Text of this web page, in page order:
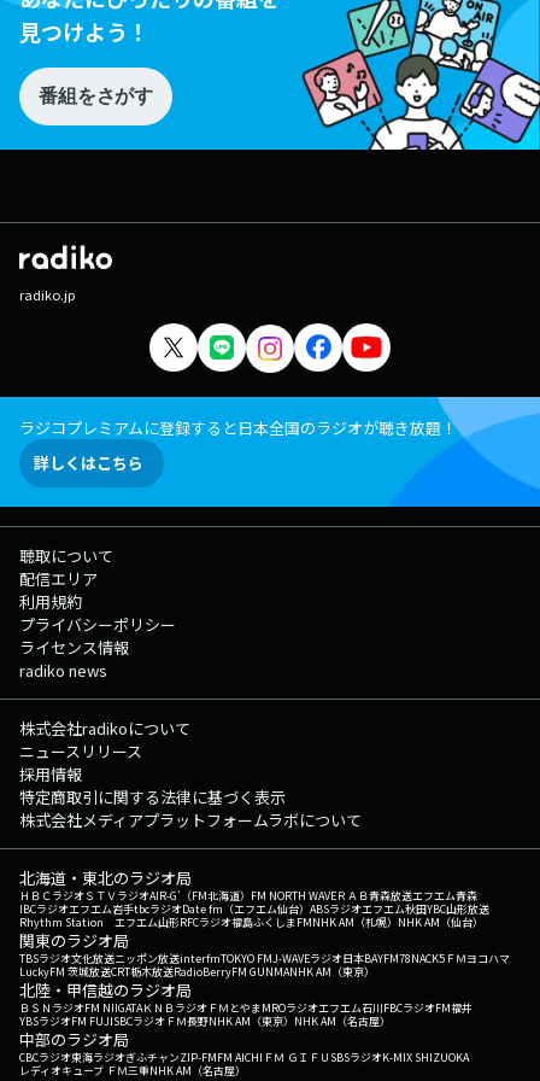
見つけよう！
番組をさがす
radiko.jp
ラジコプレミアムに登録すると日本全国のラジオが聴き放題！
詳しくはこちら
聴取について
配信エリア
利用規約
プライバシーポリシー
ライセンス情報
radiko news
株式会社radikoについて
ニュースリリース
採用情報
特定商取引に関する法律に基づく表示
株式会社メディアプラットフォームラボについて
北海道・東北のラジオ局
ＨＢＣラジオＳＴＶラジオAIR-G'（FM北海道） FM NORTH WAVEＲＡＢ青森放送エフエム青森
IBCラジオエフエム岩手tbcラジオDate fm（エフエム仙台） ABSラジオエフエム秋田YBC山形放送
Rhythm Station エフエム山形RFCラジオ福島ふくしまFMNHK AM（札幌） NHK AM（仙台）
関東のラジオ局
TBSラジオ文化放送ニッポン放送interfmTOKYO FMJ-WAVEラジオ日本BAYFM78NACK5 ＦＭヨコハマ
LuckyFM 茨城放送CRT栃木放送RadioBerryFM GUNMANHK AM（東京）
北陸・甲信越のラジオ局
ＢＳＮラジオFM NIIGATAＫＮＢラジオ ＦＭとやまMROラジオエフエム石川FBCラジオFM福井
YBSラジオFM FUJISBCラジオ ＦＭ長野NHK AM（東京） NHK AM（名古屋）
中部のラジオ局
CBCラジオ東海ラジオぎふチャンZIP-FMFM AICHI ＦＭ ＧＩＦＵ SBSラジオK-MIX SHIZUOKA
レディオキューブ ＦＭ三重NHK AM（名古屋）